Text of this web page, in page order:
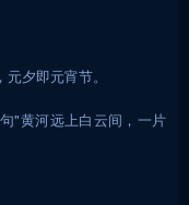
夕即元宵节。
"黄河远上白云间，一片